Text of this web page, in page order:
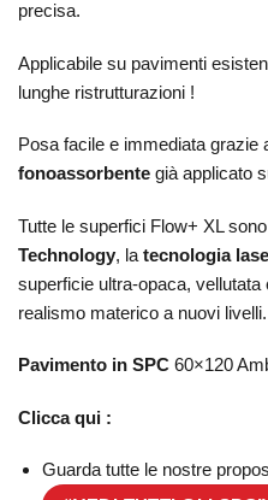
precisa.
Applicabile su pavimenti
lunghe ristrutturazioni !
Posa facile e immediata grazie
fonoassorbente già applicato
Tutte le superfici Flow+ XL
Technology, la tecnologia
superficie ultra-opaca,
realismo materico a nuovi livelli.
Pavimento in SPC 60×120
Clicca qui :
Guarda tutte le nostre